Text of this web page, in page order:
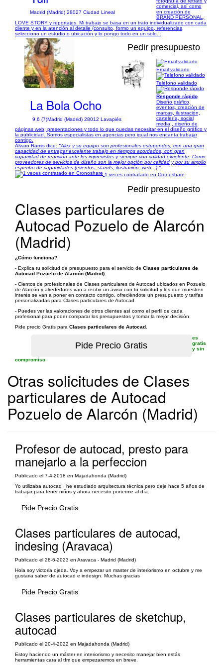
Madrid (Madrid) 28027 Ciudad Lineal
comercial, así como
en creación de
BRAND PERSONAL,
LOVE STORY y reportajes. Mi trabajo se basa en un trato individualizado con cada
cliente y en la atención al detalle (consulto, formo un equipo, referencias,
selecciono un estudio o ubicación y lo pongo todo en un solo...
1/74
Pedir presupuesto
La Bola Ocho
9,6 (7)Madrid (Madrid) 28012 Lavapiés
Email validado
Teléfono validado
Responde rápido
Diseño gráfico,
eventos, creación de
marcas, ilustración,
cartelería, social
media,, diseño de
páginas web, presentaciones y todo lo que puedas necesitar en el diseño gráfico y
la publicidad. Somos especialistas en agencias pero igual nos encanta trabajar
contigo.
Álvaro Ramis dice: "Alex y su equipo son profesionales estupendos, con una gran
capacidad de entregar excelente trabajo en tiempos acordados, con gran
capacidad de reacción ante los imprevistos y siempre con calidad excelente. Como
proveedores de servicios de diseño son la mejor opción por calidad y por su amplio
espectro de capacidades (eventos, stands, ilustración, web...)."
1 veces contratado en Cronoshare
Pedir presupuesto
Clases particulares de
Autocad Pozuelo de Alarcón
(Madrid)
¿Cómo funciona?
- Explica tu solicitud de presupuesto para el servicio de Clases particulares de
Autocad Pozuelo de Alarcón (Madrid)
- Cientos de profesionales de Clases particulares de Autocad ubicados en Pozuelo
de Alarcón y alrededores van a recibir un aviso con tu solicitud y los que muestren
interés se van a poner en contacto contigo, ofreciéndote un presupuesto y tarifas
personalizadas para Clases particulares de Autocad.
- Puedes ver las valoraciones de otros clientes así como el perfil de cada
profesional para poder comparar los presupuestos y tomar la mejor decisión.
Pide precio Gratis para Clases particulares de Autocad
es
gratis
y sin
compromiso
Otras solicitudes de Clases
particulares de Autocad
Pozuelo de Alarcón (Madrid)
Profesor de autocad, presto para
manejarlo a la perfeccion
Publicado el 7-4-2018 en Majadahonda (Madrid)
Yo utilizaba autocad , he estudiado arquitectura técnica pero deje hace 5 años de
trabajar para tener niños y ahora necesito ponerme al día.
Pide Precio Gratis
Clases particulares de autocad,
indesing (Aravaca)
Publicado el 28-6-2023 en Aravaca - Madrid (Madrid)
Hola soy victoria ojeda. Voy a empezar un master de interiorismo en octubre y me
gustaria saber de autocad e indesign. Muchas gracias
Pide Precio Gratis
Clases particulares de sketchup,
autocad
Publicado el 20-4-2022 en Majadahonda (Madrid)
Estoy haciendo un máster en interiorismo y necesito manejar bien estás
herramientas cara al tfm que empezaremos en breve.